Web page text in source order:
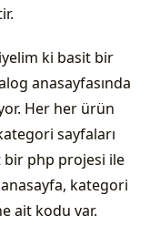
ki basit bir
anasayfasında
Her her ürün
sayfaları
bir php projesi ile
anasayfa, kategori
ait kodu var.